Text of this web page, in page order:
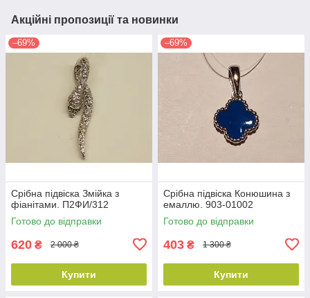
Акційні пропозиції та новинки
–69%
Срібна підвіска Змійка з
фіанітами. П2ФИ/312
Готово до відправки
620 ₴ 2 000 ₴
Купити
–69%
Срібна підвіска Конюшина з
емаллю. 903-01002
Готово до відправки
403 ₴ 1 300 ₴
Купити